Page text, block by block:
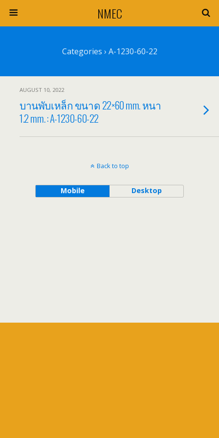
NMEC
Categories › A-1230-60-22
AUGUST 10, 2022
บานพับเหล็ก ขนาด 22×60 mm. หนา
1.2 mm. : A-1230-60-22
Back to top
Mobile Desktop